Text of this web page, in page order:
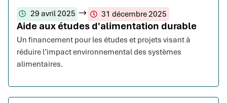
29 avril 2025 31 décembre 2025
Aide aux études d'alimentation durable
Un financement pour les études et projets visant à
réduire l’impact environnemental des systèmes
alimentaires.